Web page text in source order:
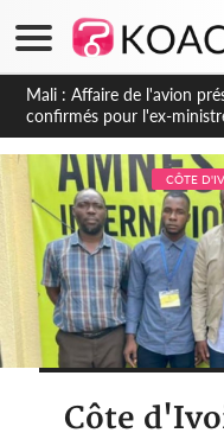
Nigeria : Le Togo et le
produits de la raffinerie
CÔTE
Côte